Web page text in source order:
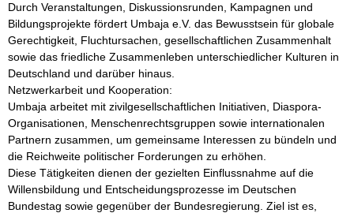
Durch Veranstaltungen, Diskussionsrunden, Kampagnen und
Bildungsprojekte fördert Umbaja e.V. das Bewusstsein für globale
Gerechtigkeit, Fluchtursachen, gesellschaftlichen Zusammenhalt
sowie das friedliche Zusammenleben unterschiedlicher Kulturen in
Deutschland und darüber hinaus.
Netzwerkarbeit und Kooperation:
Umbaja arbeitet mit zivilgesellschaftlichen Initiativen, Diaspora-
Organisationen, Menschenrechtsgruppen sowie internationalen
Partnern zusammen, um gemeinsame Interessen zu bündeln und
die Reichweite politischer Forderungen zu erhöhen.
Diese Tätigkeiten dienen der gezielten Einflussnahme auf die
Willensbildung und Entscheidungsprozesse im Deutschen
Bundestag sowie gegenüber der Bundesregierung. Ziel ist es,